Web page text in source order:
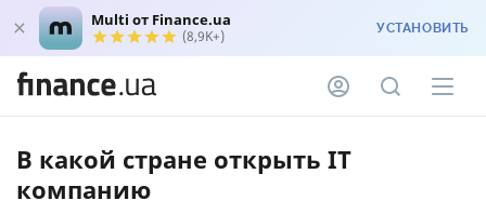
Multi от Finance.ua
(8,9K+) УСТАНОВИТЬ
В какой стране открыть IT
компанию